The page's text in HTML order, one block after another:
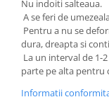
Nu indoiti salteaua.
A se feri de
Pentru a nu se
dura, dreapta si
La un interval de 1-
parte pe alta pentru
Informatii